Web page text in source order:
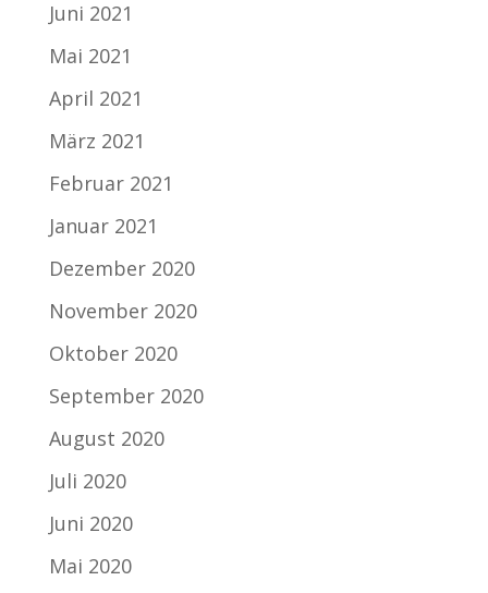
Juni 2021
Mai 2021
April 2021
März 2021
Februar 2021
Januar 2021
Dezember 2020
November 2020
Oktober 2020
September 2020
August 2020
Juli 2020
Juni 2020
Mai 2020